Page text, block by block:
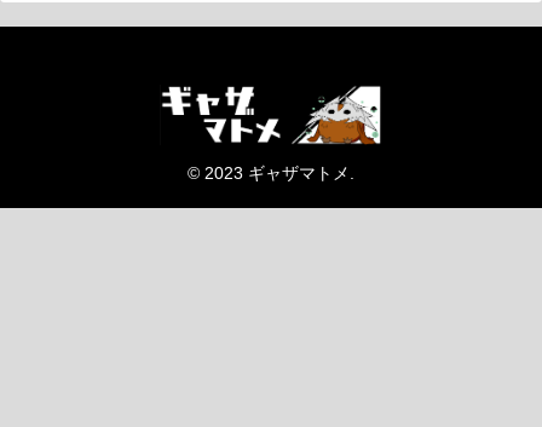
© 2023 ギャザマトメ.